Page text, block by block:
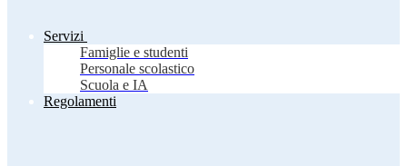
Servizi
Famiglie e studenti
Personale scolastico
Scuola e IA
Regolamenti